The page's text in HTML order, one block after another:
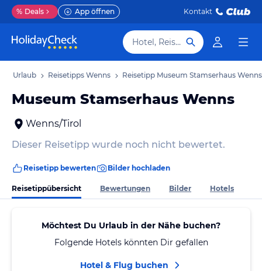
% Deals App öffnen Kontakt
Hotel, Reiseziel
Urlaub Reisetipps Wenns Reisetipp Museum Stamserhaus Wenns
Museum Stamserhaus Wenns
Wenns/Tirol
Dieser Reisetipp wurde noch nicht bewertet.
Reisetipp bewerten Bilder hochladen
Reisetippübersicht Bewertungen Bilder Hotels
Möchtest Du Urlaub in der Nähe buchen?
Folgende Hotels könnten Dir gefallen
Hotel & Flug buchen